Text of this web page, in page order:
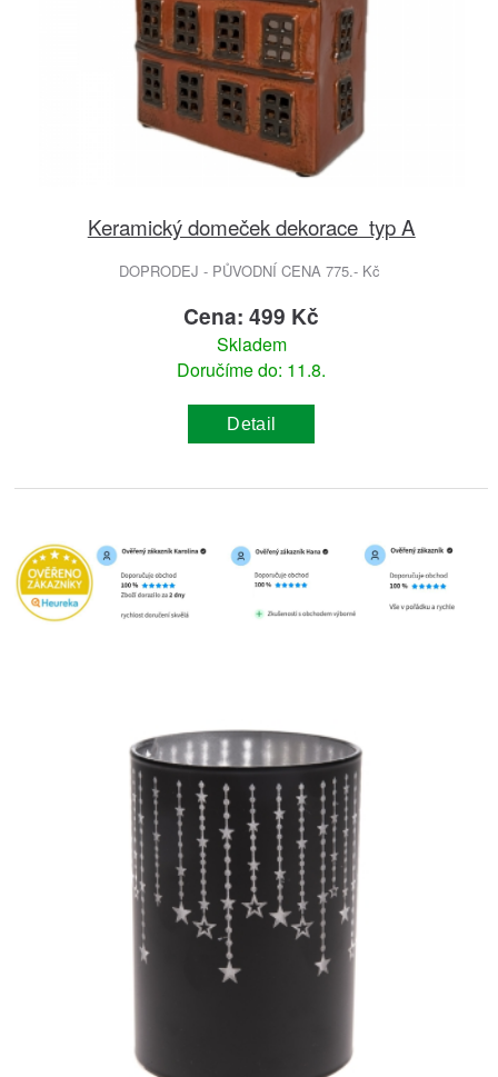
Keramický domeček dekorace typ A
DOPRODEJ - PŮVODNÍ CENA 775.- Kč
Cena: 499 Kč
Skladem
Doručíme do: 11.8.
Detail